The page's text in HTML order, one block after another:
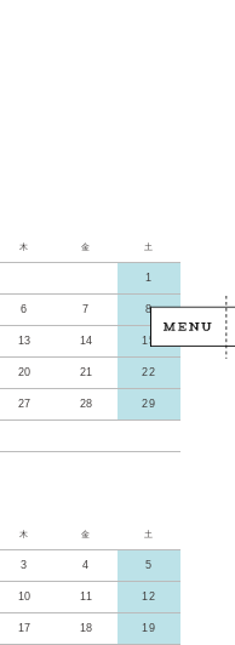
木 金 土
1
6 7 8
13 14 15
20 21 22
27 28 29
木 金 土
3 4 5
10 11 12
17 18 19